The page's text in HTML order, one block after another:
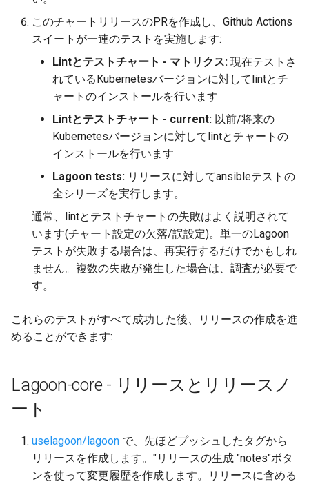
2.14.0このチャートリリースのPRを作成し、Github Actions
スイートが一連のテストを実施します:
Lintとテストチャート - マトリクス: 現在テストさ
れているKubernetesバージョンに対してlintとチ
ャートのインストールを行います
Lintとテストチャート - current: 以前/将来の
Kubernetesバージョンに対してlintとチャートの
インストールを行います
Lagoon tests: リリースに対してansibleテストの
全シリーズを実行します。
通常、lintとテストチャートの失敗はよく説明されて
います(チャート設定の欠落/誤設定)。単一のLagoon
テストが失敗する場合は、再実行するだけでかもしれ
ません。複数の失敗が発生した場合は、調査が必要で
す。
これらのテストがすべて成功した後、リリースの作成を進
めることができます:
Lagoon-core - リリースとリリースノ
ート
uselagoon/lagoon で、先ほどプッシュしたタグから
リリースを作成します。"リリースの生成 "notes"ボタ
ンを使って変更履歴を作成します。リリースに含める